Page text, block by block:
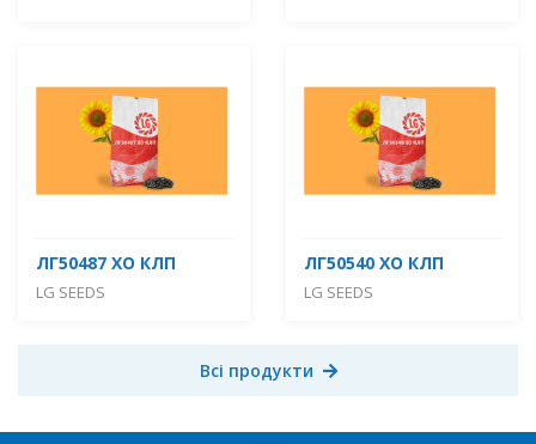
ЛГ50487 ХО КЛП
LG SEEDS
ЛГ50540 ХО КЛП
LG SEEDS
Всі продукти